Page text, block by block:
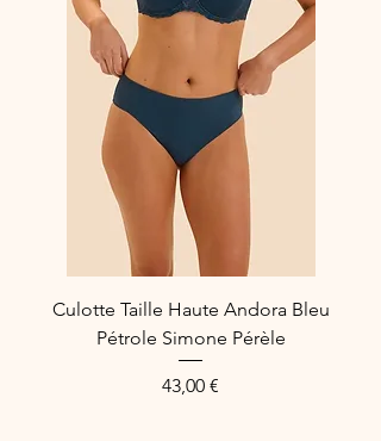
Référence fabricant : 504*40
Culotte Taille Haute Andora Bleu
Pétrole Simone Pérèle
Price
43,00 €